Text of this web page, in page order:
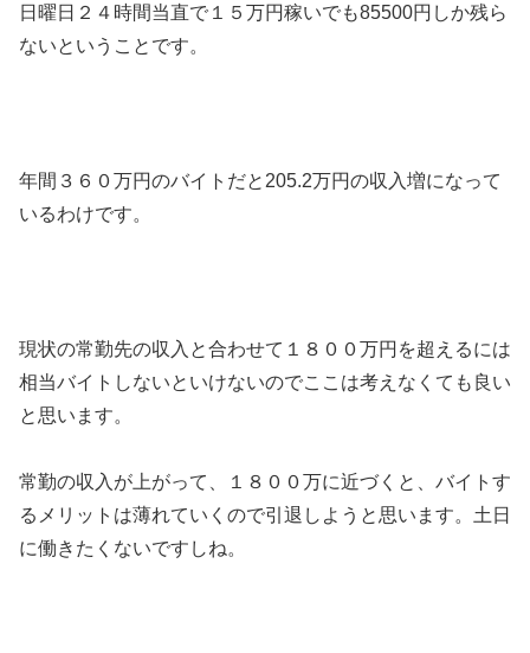
日曜日２４時間当直で１５万円稼いでも85500円しか残ら
ないということです。
年間３６０万円のバイトだと205.2万円の収入増になって
いるわけです。
現状の常勤先の収入と合わせて１８００万円を超えるには
相当バイトしないといけないのでここは考えなくても良い
と思います。
常勤の収入が上がって、１８００万に近づくと、バイトす
るメリットは薄れていくので引退しようと思います。土日
に働きたくないですしね。